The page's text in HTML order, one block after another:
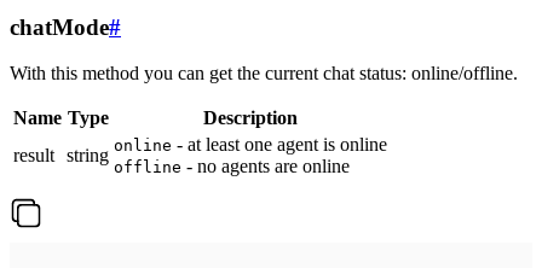
chatMode#
With this method you can get the current chat status: online/offline.
Name Type
Description
result string online - at least one agent is online
offline - no agents are online